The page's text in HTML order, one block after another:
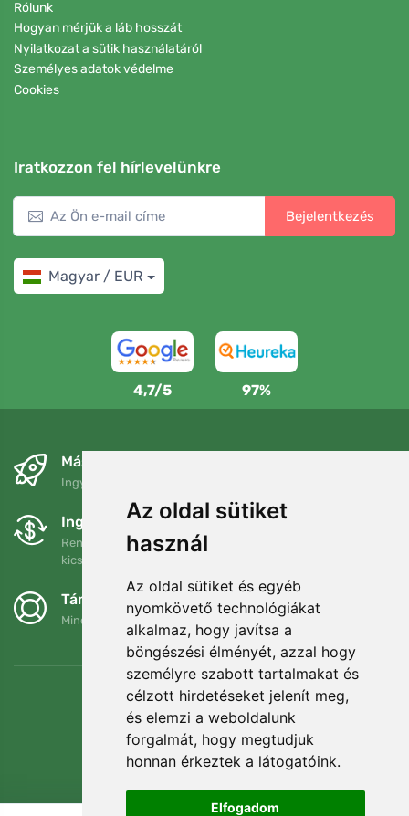
Az oldal sütiket
használ
Az oldal sütiket és egyéb
nyomkövető technológiákat
alkalmaz, hogy javítsa a
böngészési élményét, azzal hogy
személyre szabott tartalmakat és
célzott hirdetéseket jelenít meg,
és elemzi a weboldalunk
forgalmát, hogy megtudjuk
honnan érkeztek a látogatóink.
Elfogadom
Rólunk
Hogyan mérjük a láb hosszát
Nyilatkozat a sütik használatáról
Személyes adatok védelme
Cookies
Iratkozzon fel hírlevelünkre
Bejelentkezés
Magyar / EUR
4,7/5 97%
Másnapra és ingyenesen
Ingyenes szállítás a következő összeg felett: 80 EUR
Ingyenes csere és visszaküldés
Rendelését 90 napon belül bármikor visszaküldheti vagy
kicserélheti.
Támogatjuk a Trees.org-ot
Minden megrendelésért ültetünk egy fát! Bővebben